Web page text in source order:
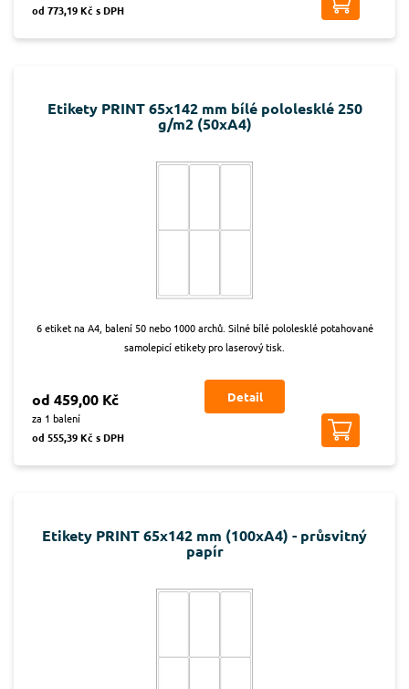
od 773,19 Kč s DPH
Etikety PRINT 65x142 mm bílé pololesklé 250
g/m2 (50xA4)
6 etiket na A4, balení 50 nebo 1000 archů. Silné bílé pololesklé potahované
samolepicí etikety pro laserový tisk.
od 459,00 Kč
za 1 balení
od 555,39 Kč s DPH
Detail
Etikety PRINT 65x142 mm (100xA4) - průsvitný
papír